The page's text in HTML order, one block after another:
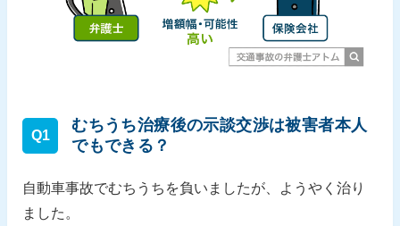
Q1
むちうち治療後の示談交渉は被害者本人
でもできる？
自動車事故でむちうちを負いましたが、ようやく治り
ました。